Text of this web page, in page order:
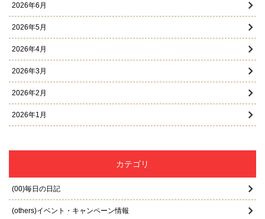
2026年6月
2026年5月
2026年4月
2026年3月
2026年2月
2026年1月
2025年10月
2025年9月
カテゴリ
(00)毎日の日記
(others)イベント・キャンペーン情報